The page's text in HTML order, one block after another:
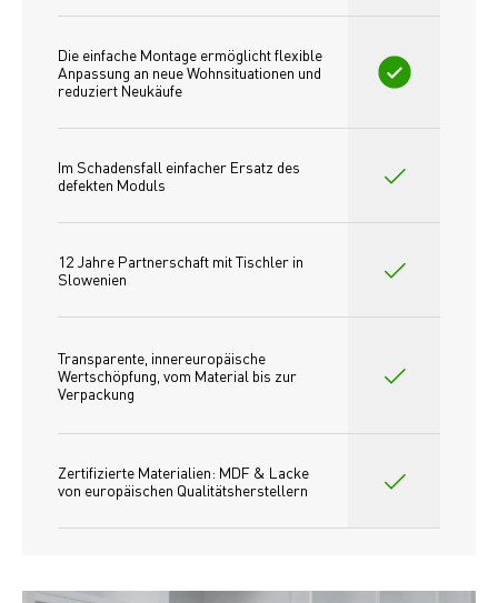
Die einfache Montage ermöglicht flexible
Anpassung an neue Wohnsituationen und
reduziert Neukäufe
Im Schadensfall einfacher Ersatz des
defekten Moduls
12 Jahre Partnerschaft mit Tischler in
Slowenien
Transparente, innereuropäische
Wertschöpfung, vom Material bis zur
Verpackung
Zertifizierte Materialien: MDF & Lacke
von europäischen Qualitätsherstellern